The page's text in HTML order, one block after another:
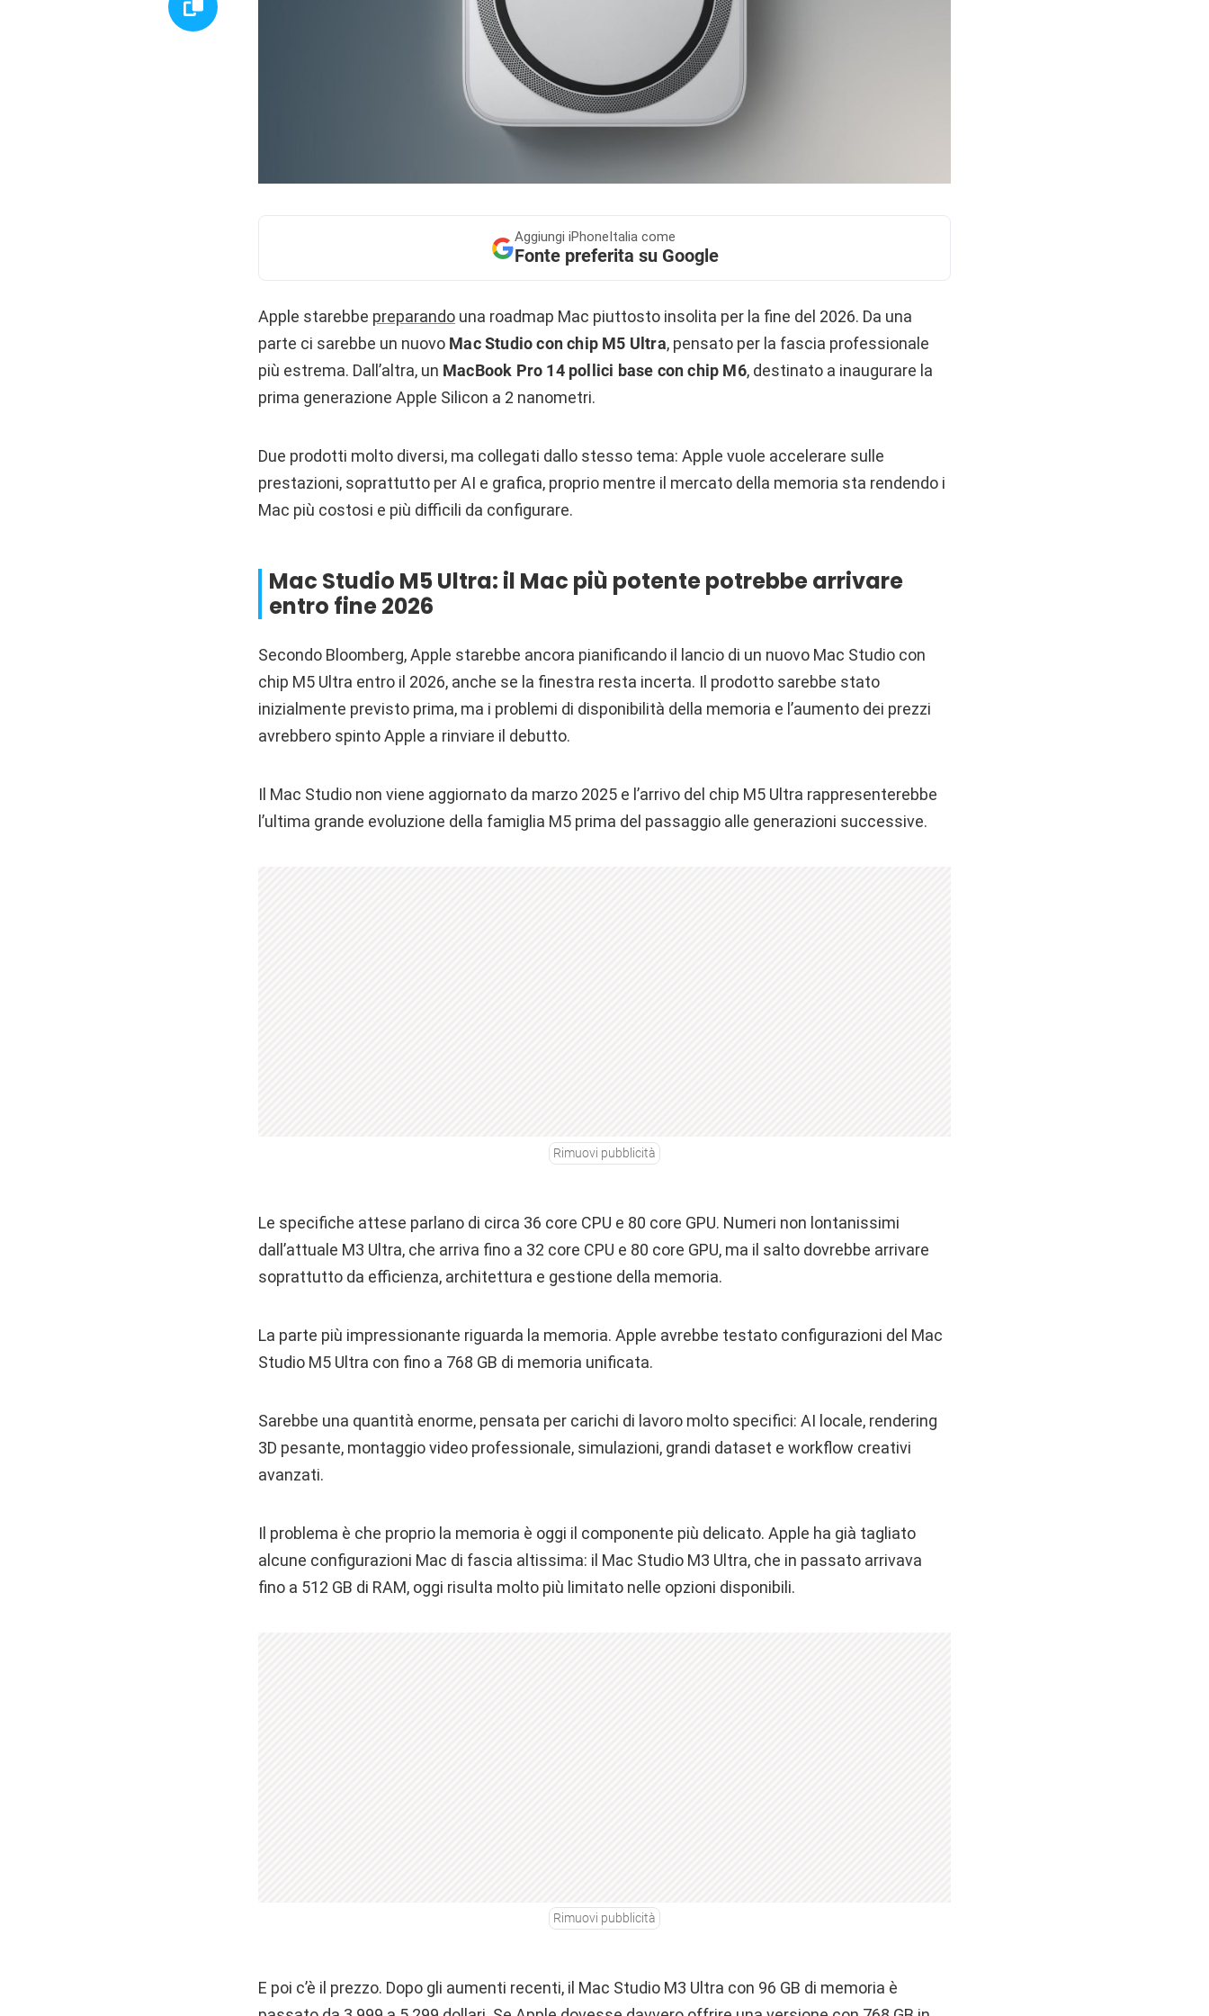
Aggiungi iPhoneItalia come
Fonte preferita su Google
Apple starebbe preparando una roadmap Mac piuttosto insolita per la fine del 2026. Da una
parte ci sarebbe un nuovo Mac Studio con chip M5 Ultra, pensato per la fascia professionale
più estrema. Dall’altra, un MacBook Pro 14 pollici base con chip M6, destinato a inaugurare la
prima generazione Apple Silicon a 2 nanometri.
Due prodotti molto diversi, ma collegati dallo stesso tema: Apple vuole accelerare sulle
prestazioni, soprattutto per AI e grafica, proprio mentre il mercato della memoria sta rendendo i
Mac più costosi e più difficili da configurare.
Mac Studio M5 Ultra: il Mac più potente potrebbe arrivare
entro fine 2026
Secondo Bloomberg, Apple starebbe ancora pianificando il lancio di un nuovo Mac Studio con
chip M5 Ultra entro il 2026, anche se la finestra resta incerta. Il prodotto sarebbe stato
inizialmente previsto prima, ma i problemi di disponibilità della memoria e l’aumento dei prezzi
avrebbero spinto Apple a rinviare il debutto.
Il Mac Studio non viene aggiornato da marzo 2025 e l’arrivo del chip M5 Ultra rappresenterebbe
l’ultima grande evoluzione della famiglia M5 prima del passaggio alle generazioni successive.
Rimuovi pubblicità
Le specifiche attese parlano di circa 36 core CPU e 80 core GPU. Numeri non lontanissimi
dall’attuale M3 Ultra, che arriva fino a 32 core CPU e 80 core GPU, ma il salto dovrebbe arrivare
soprattutto da efficienza, architettura e gestione della memoria.
La parte più impressionante riguarda la memoria. Apple avrebbe testato configurazioni del Mac
Studio M5 Ultra con fino a 768 GB di memoria unificata.
Sarebbe una quantità enorme, pensata per carichi di lavoro molto specifici: AI locale, rendering
3D pesante, montaggio video professionale, simulazioni, grandi dataset e workflow creativi
avanzati.
Il problema è che proprio la memoria è oggi il componente più delicato. Apple ha già tagliato
alcune configurazioni Mac di fascia altissima: il Mac Studio M3 Ultra, che in passato arrivava
fino a 512 GB di RAM, oggi risulta molto più limitato nelle opzioni disponibili.
Rimuovi pubblicità
E poi c’è il prezzo. Dopo gli aumenti recenti, il Mac Studio M3 Ultra con 96 GB di memoria è